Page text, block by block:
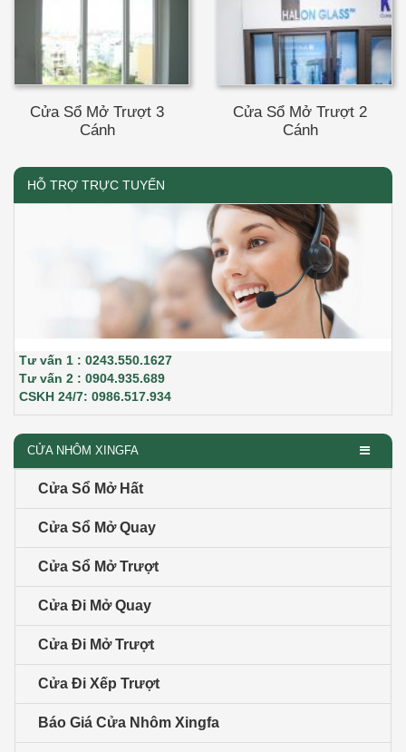
Cửa Sổ Mở Trượt 3
Cánh
Cửa Sổ Mở Trượt 2
Cánh
HỖ TRỢ TRỰC TUYẾN
Tư vấn 1 : 0243.550.1627
Tư vấn 2 : 0904.935.689
CSKH 24/7: 0986.517.934
CỬA NHÔM XINGFA
Cửa Sổ Mở Hất
Cửa Sổ Mở Quay
Cửa Sổ Mở Trượt
Cửa Đi Mở Quay
Cửa Đi Mở Trượt
Cửa Đi Xếp Trượt
Báo Giá Cửa Nhôm Xingfa